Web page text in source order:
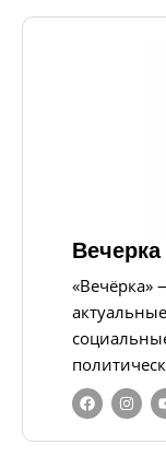
Вечерка
«Вечёрка»